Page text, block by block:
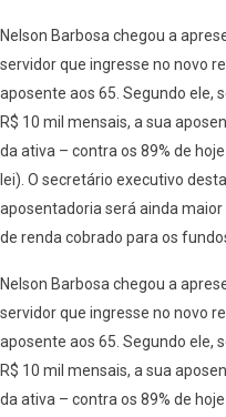
Nelson Barbosa chegou a
servidor que ingresse no novo
aposente aos 65. Segundo ele,
R$ 10 mil mensais, a sua
da ativa – contra os 89% de
lei). O secretário executivo
aposentadoria será ainda
de renda cobrado para os
Nelson Barbosa chegou a
servidor que ingresse no novo
aposente aos 65. Segundo ele,
R$ 10 mil mensais, a sua
da ativa – contra os 89% de